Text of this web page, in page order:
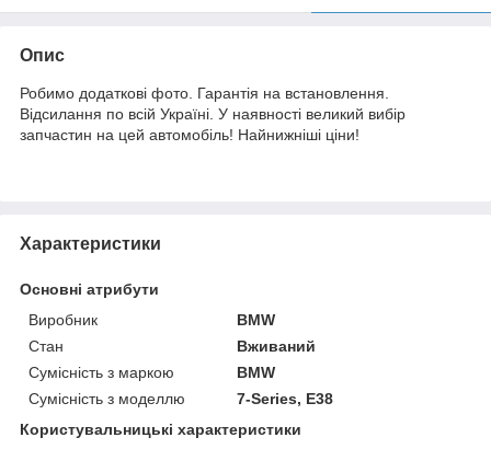
Опис
Робимо додаткові фото. Гарантія на встановлення.
Відсилання по всій Україні. У наявності великий вибір
запчастин на цей автомобіль! Найнижніші ціни!
Характеристики
Основні атрибути
Виробник
BMW
Стан
Вживаний
Сумісність з маркою
BMW
Сумісність з моделлю
7-Series, E38
Користувальницькі характеристики